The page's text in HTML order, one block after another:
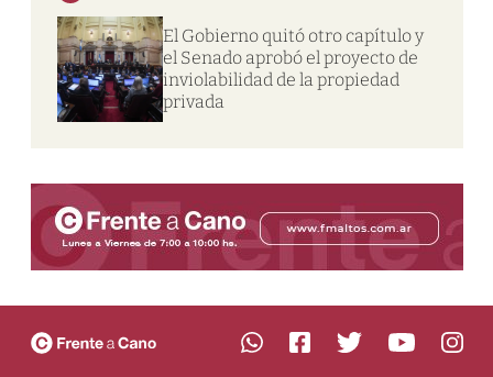
El Gobierno quitó otro capítulo y
el Senado aprobó el proyecto de
inviolabilidad de la propiedad
privada